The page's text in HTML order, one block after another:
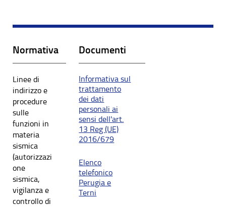
Normativa
Linee di
indirizzo e
procedure
sulle
funzioni in
materia
sismica
(autorizzazi
one
sismica,
vigilanza e
controllo di
Documenti
Informativa sul
trattamento
dei dati
personali ai
sensi dell'art.
13 Reg (UE)
2016/679
Elenco
telefonico
Perugia e
Terni